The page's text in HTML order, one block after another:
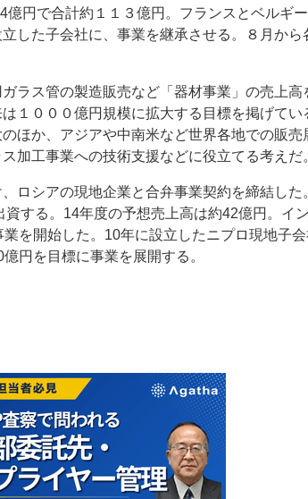
億円で合計約１１３億円。フランスとベルギ
した子会社に、事業を継承させる。８月から
ラス管の製造販売など「器材事業」の売上高
１０００億円規模に拡大する目標を掲げてい
ほか、アジアや中南米など世界各地での販売
加工事業への技術支援などに役立てる考えだ
ロシアの現地企業と合弁事業契約を締結した
する。14年度の予想売上高は約42億円。イ
を開始した。10年に設立したニプロ現地子
円を目標に事業を展開する。